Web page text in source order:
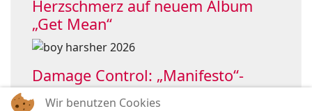
Herzschmerz auf neuem Album
„Get Mean“
Damage Control: „Manifesto“-
Single holt OHMElectronic ins Boot
Wir benutzen Cookies